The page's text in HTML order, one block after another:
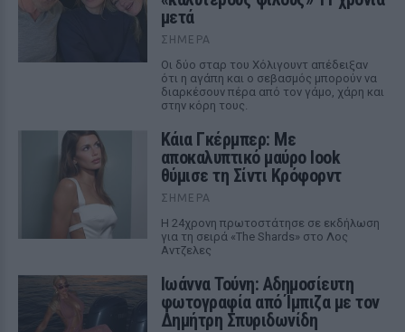
μετά
ΣΉΜΕΡΑ
Οι δύο σταρ του Χόλιγουντ απέδειξαν
ότι η αγάπη και ο σεβασμός μπορούν να
διαρκέσουν πέρα από τον γάμο, χάρη και
στην κόρη τους.
Κάια Γκέρμπερ: Με
αποκαλυπτικό μαύρο look
θύμισε τη Σίντι Κρόφορντ
ΣΉΜΕΡΑ
Η 24χρονη πρωτοστάτησε σε εκδήλωση
για τη σειρά «The Shards» στο Λος
Αντζελες
Ιωάννα Τούνη: Αδημοσίευτη
φωτογραφία από Ίμπιζα με τον
Δημήτρη Σπυριδωνίδη